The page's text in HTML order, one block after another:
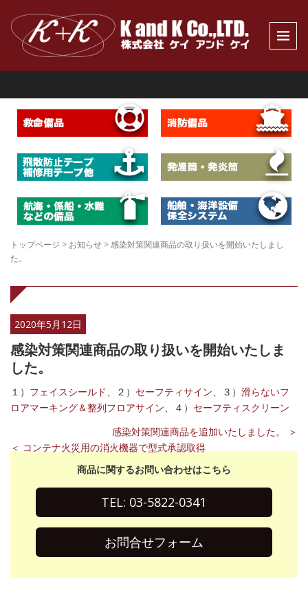
トップページ > お知らせ >感染対策関連商品の取り扱いを開始いたしまし
た。
2020年5月12日
感染対策関連商品の取り扱いを開始いたしま
した。
１） フェイスシールド、２） セーフティサイン、３） 滑らないフ
ロアマーキング＆整列フロアサイン、４） セーフティスクリーン
感染対策関連商品を追加いたしました。 ＞
＜ コンテナ火災用の消火機器で型式承認取得
商品に関するお問い合わせはこちら
TEL: 03-5822-0341
お問合せフォーム